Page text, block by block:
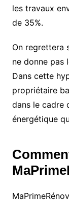
les travaux
de 35%.
On regrettera
ne donne pas
Dans cette
propriétaire
dans le cadre
énergétique